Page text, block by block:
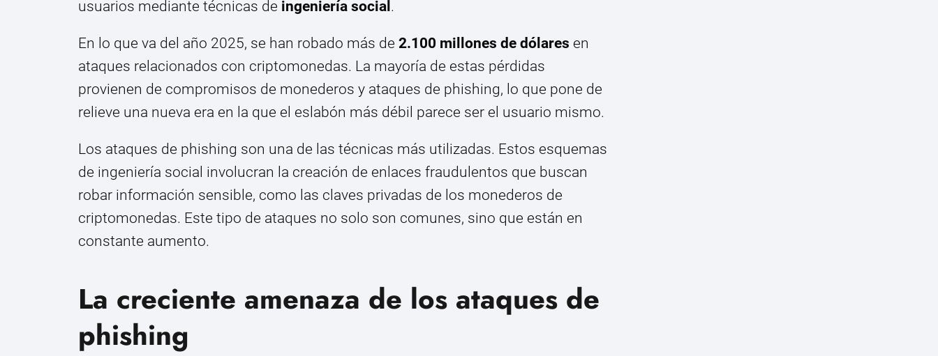
usuarios mediante técnicas de ingeniería social .
En lo que va del año 2025, se han robado más de 2.100 millones de dólares en
ataques relacionados con criptomonedas. La mayoría de estas pérdidas
provienen de compromisos de monederos y ataques de phishing, lo que pone de
relieve una nueva era en la que el eslabón más débil parece ser el usuario mismo.
Los ataques de phishing son una de las técnicas más utilizadas. Estos esquemas
de ingeniería social involucran la creación de enlaces fraudulentos que buscan
robar información sensible, como las claves privadas de los monederos de
criptomonedas. Este tipo de ataques no solo son comunes, sino que están en
constante aumento.
La creciente amenaza de los ataques de
phishing